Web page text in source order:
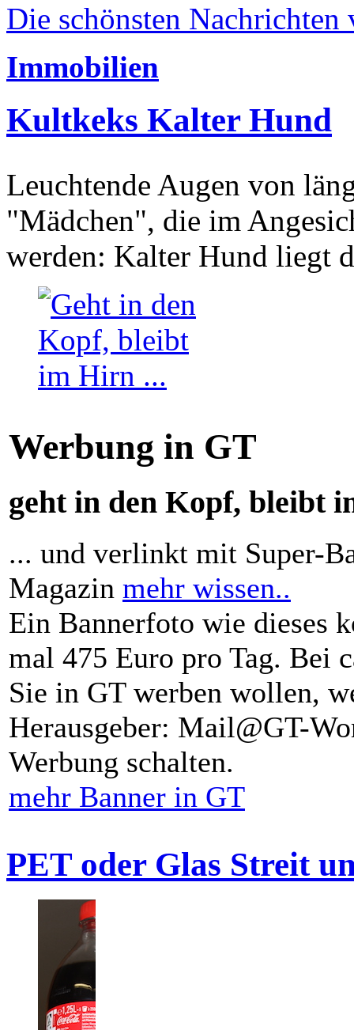
Die schönsten Nachrichten
Immobilien
Kultkeks Kalter Hund
Leuchtende Augen von
"Mädchen", die im
werden: Kalter Hund liegt
Werbung in GT
geht in den Kopf, bleibt
... und verlinkt mit Super-
Magazin mehr wissen..
Ein Bannerfoto wie dieses
mal 475 Euro pro Tag. Bei
Sie in GT werben wollen,
Herausgeber: Mail@GT-
Werbung schalten.
mehr Banner in GT
PET oder Glas Streit